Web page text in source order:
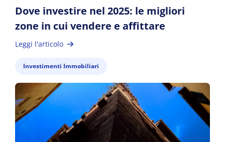
Dove investire nel 2025: le migliori
zone in cui vendere e affittare
Leggi l'articolo
Investimenti Immobiliari